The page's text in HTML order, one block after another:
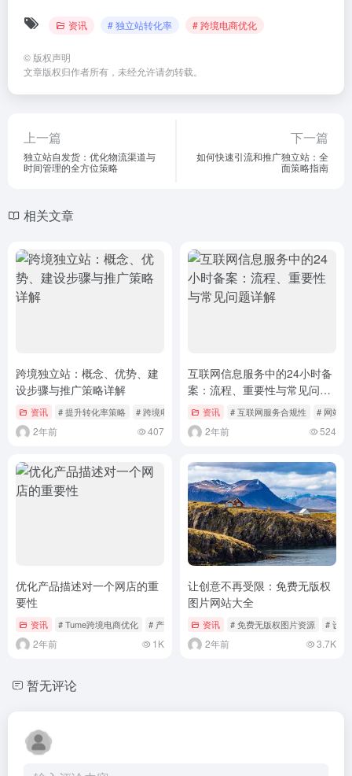
资讯 # 独立站转化率 # 跨境电商优化
© 版权声明
文章版权归作者所有，未经允许请勿转载。
上一篇
独立站自发货：优化物流渠道与
时间管理的全方位策略
下一篇
如何快速引流和推广独立站：全
面策略指南
相关文章
跨境独立站：概念、优势、建
设步骤与推广策略详解
资讯 # 提升转化率策略 # 跨境电商独立站
2年前 407
互联网信息服务中的24小时备
案：流程、重要性与常见问题
详解资讯 # 互联网服务合规性 # 网站
2年前 524
优化产品描述对一个网店的重
要性
资讯 # Tume跨境电商优化 # 产品描述技巧
2年前 1K
让创意不再受限：免费无版权
图片网站大全
资讯 # 免费无版权图片资源 # 设
2年前 3.7K
暂无评论